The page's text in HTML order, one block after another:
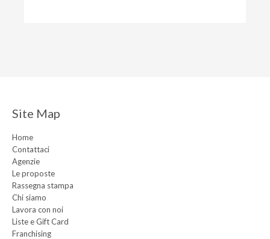
Site Map
Home
Contattaci
Agenzie
Le proposte
Rassegna stampa
Chi siamo
Lavora con noi
Liste e Gift Card
Franchising